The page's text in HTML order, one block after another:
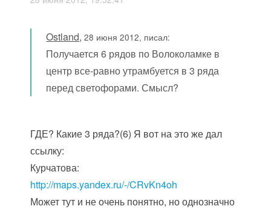
Ostland,28 июня 2012, писал:
Получается 6 рядов по Волоколамке в
центр все-равно утрамбуется в 3 ряда
перед светофорами. Смысл?
ГДЕ? Какие 3 ряда?(6) Я вот на это же дал
ссылку:
Курчатова:
http://maps.yandex.ru/-/CRvKn4oh
Может тут и не очень понятно, но однозначно